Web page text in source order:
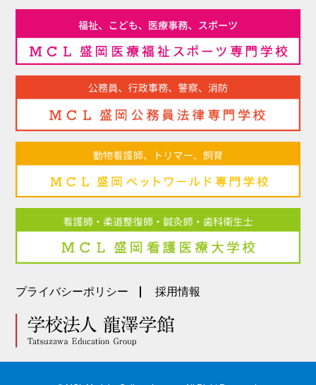
プライバシーポリシー 採用情報